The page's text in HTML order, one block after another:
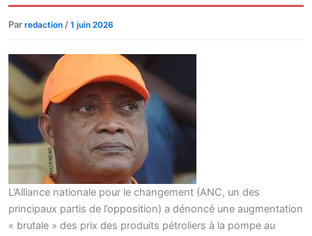
Par redaction / 1 juin 2026
L’Alliance nationale pour le changement (ANC, un des
principaux partis de l’opposition) a dénoncé une augmentation
« brutale » des prix des produits pétroliers à la pompe au